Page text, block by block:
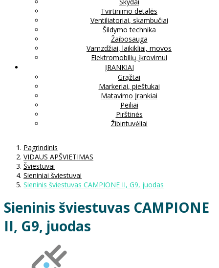
Tvirtinimo detalės
Ventiliatoriai, skambučiai
Šildymo technika
Žaibosauga
Vamzdžiai, laikikliai, movos
Elektromobilių įkrovimui
ĮRANKIAI
Grąžtai
Markeriai, pieštukai
Matavimo Įrankiai
Peiliai
Pirštinės
Žibintuvėliai
Pagrindinis
VIDAUS APŠVIETIMAS
Šviestuvai
Sieniniai šviestuvai
Sieninis šviestuvas CAMPIONE II, G9, juodas
Sieninis šviestuvas CAMPIONE
II, G9, juodas